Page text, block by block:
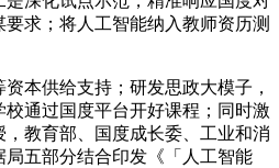
求；将人工智能纳入教师资历测
供给支持；研发思政大模子，
通过国度平台开好课程；同时激
教育部、国度成长委、工业和消
五部分结合印发《「人工智能